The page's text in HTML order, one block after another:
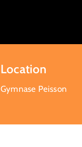
Location
Gymnase Peisson